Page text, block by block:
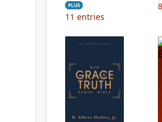
PLUS
11 entries
8